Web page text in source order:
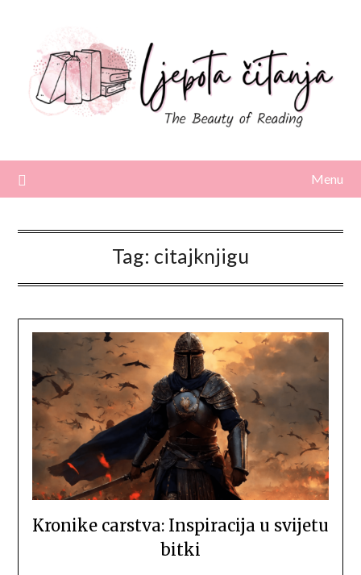
content
Menu
Tag: citajknjigu
Kronike carstva: Inspiracija u svijetu
bitki